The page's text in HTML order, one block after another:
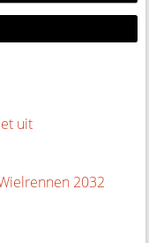
uit
2032